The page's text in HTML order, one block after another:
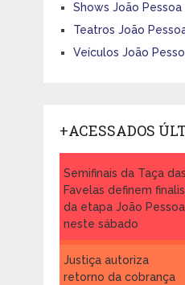
Shows João Pessoa
Teatros João
Veículos João
+ACESSADOS
Semifinais da Taça das
Favelas definem
da etapa João Pessoa
neste sábado
Justiça autoriza
retorno da cobrança